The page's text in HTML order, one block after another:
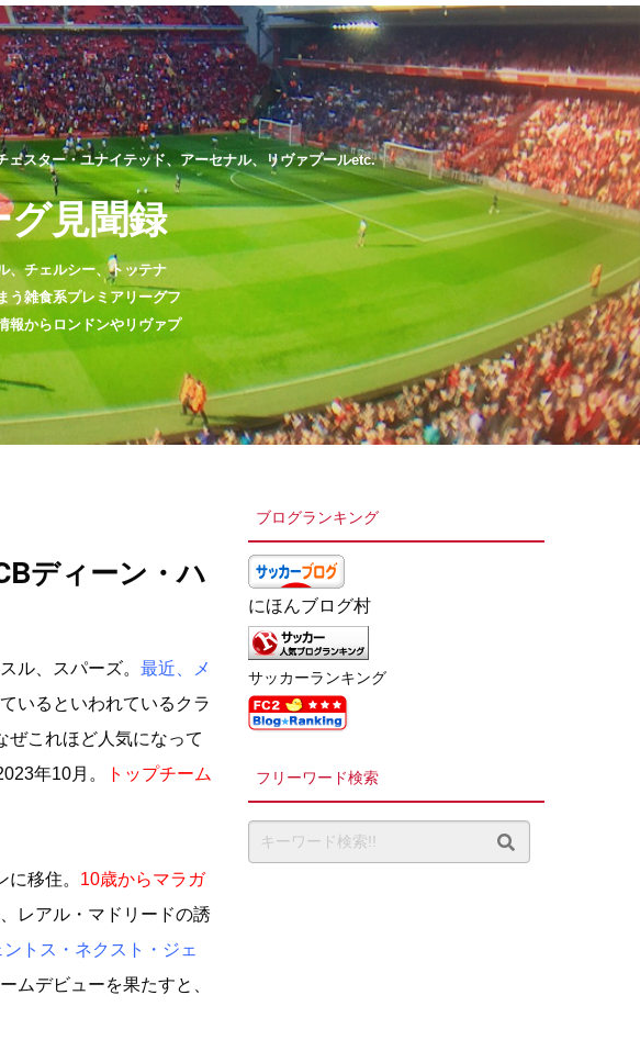
スター・ユナイテッド、アーセナル、リヴァプールetc.
見聞録
、チェルシー、トッテナ
う雑食系プレミアリーグフ
報からロンドンやリヴァプ
ディーン・ハ
ル、スパーズ。 最近、メ
いるといわれているクラ
ぜこれほど人気になって
年10月。
トップチーム
移住。 10歳からマラガ
レアル・マドリードの誘
ントス・ネクスト・ジェ
ムデビューを果たすと、
ブログランキング
にほんブログ村
サッカーランキング
フリーワード検索